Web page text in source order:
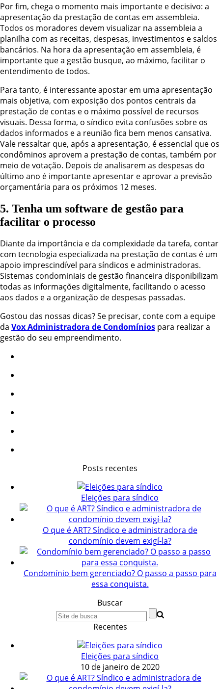
Por fim, chega o momento mais importante e decisivo: a
apresentação da prestação de contas em assembleia.
Todos os moradores devem visualizar na assembleia a
planilha com as receitas, despesas, investimentos e saldos
bancários. Na hora da apresentação em assembleia, é
importante que a gestão busque, ao máximo, facilitar o
entendimento de todos.
Para tanto, é interessante apostar em uma apresentação
mais objetiva, com exposição dos pontos centrais da
prestação de contas e o máximo possível de recursos
visuais. Dessa forma, o síndico evita confusões sobre os
dados informados e a reunião fica bem menos cansativa.
Vale ressaltar que, após a apresentação, é essencial que os
condôminos aprovem a prestação de contas, também por
meio de votação. Depois de analisarem as despesas do
último ano é importante apresentar e aprovar a previsão
orçamentária para os próximos 12 meses.
5. Tenha um software de gestão para
facilitar o processo
Diante da importância e da complexidade da tarefa, contar
com tecnologia especializada na prestação de contas é um
apoio imprescindível para síndicos e administradoras.
Sistemas condominiais de gestão financeira disponibilizam
todas as informações digitalmente, facilitando o acesso
aos dados e a organização de despesas passadas.
Gostou das nossas dicas? Se precisar, conte com a equipe
da Vox Administradora de Condomínios para realizar a
gestão do seu empreendimento.
Posts recentes
Eleições para síndico
O que é ART? Síndico e administradora de
condomínio devem exigí-la?
Condomínio bem gerenciado? O passo a passo para
essa conquista.
Buscar
Recentes
Eleições para síndico
10 de janeiro de 2020